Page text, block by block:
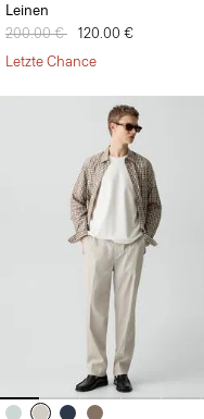
Leinen
Preis reduziert von
200.00 € auf
120.00 €
Letzte Chance